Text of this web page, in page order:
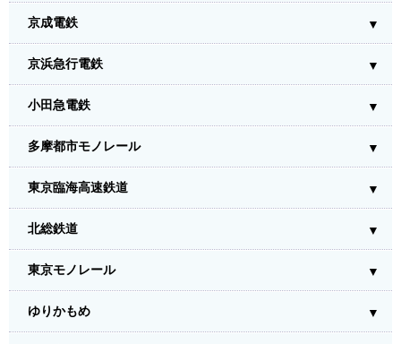
京成電鉄
京浜急行電鉄
小田急電鉄
多摩都市モノレール
東京臨海高速鉄道
北総鉄道
東京モノレール
ゆりかもめ